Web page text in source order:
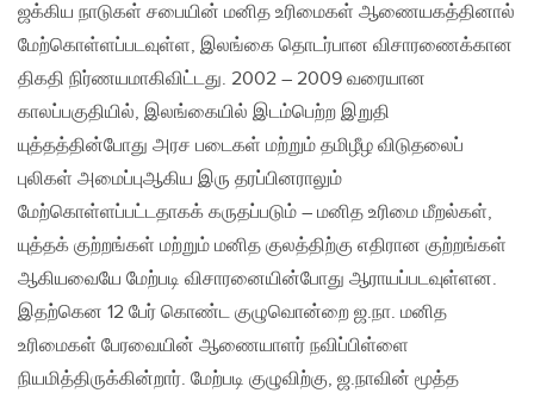
ஜக்கிய நாடுகள் சபையின் மனித உரிமைகள் ஆணையகத்தினால்
மேற்கொள்ளப்படவுள்ள, இலங்கை தொடர்பான விசாரணைக்கான
திகதி நிர்ணயமாகிவிட்டது. 2002 – 2009 வரையான
காலப்பகுதியில், இலங்கையில் இடம்பெற்ற இறுதி
யுத்தத்தின்போது அரச படைகள் மற்றும் தமிழீழ விடுதலைப்
புலிகள் அமைப்புஆகிய இரு தரப்பினராலும்
மேற்கொள்ளப்பட்டதாகக் கருதப்படும் – மனித உரிமை மீறல்கள்,
யுத்தக் குற்றங்கள் மற்றும் மனித குலத்திற்கு எதிரான குற்றங்கள்
ஆகியவையே மேற்படி விசாரனையின்போது ஆராயப்படவுள்ளன.
இதற்கென 12 பேர் கொண்ட குழுவொன்றை ஜ.நா. மனித
உரிமைகள் பேரவையின் ஆணையாளர் நவிப்பிள்ளை
நியமித்திருக்கின்றார். மேற்படி குழுவிற்கு, ஜ.நாவின் மூத்த